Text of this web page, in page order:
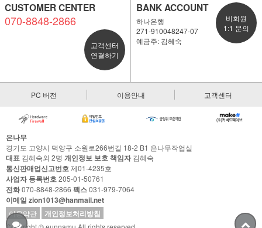
CUSTOMER CENTER
070-8848-2866
고객센터
연결하기
BANK ACCOUNT
하나은행
271-910048247-07
예금주: 김혜숙
비회원
1:1 문의
PC 버전 이용안내 고객센터
은나무
경기도 고양시 덕양구 소원로266번길 18-2 B1 은나무작업실
대표 김혜숙외 2명 개인정보 보호 책임자김혜숙
통신판매업신고번호제01-4235호
사업자 등록번호205-01-50761
전화070-8848-2866 팩스031-979-7064
이메일 zion1013@hanmail.net
이용약관 개인정보처리방침